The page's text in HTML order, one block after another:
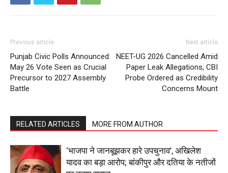
Subscription Plans
Previous article
Punjab Civic Polls Announced:
May 26 Vote Seen as Crucial
Precursor to 2027 Assembly
Battle
Next article
NEET-UG 2026 Cancelled Amid
Paper Leak Allegations, CBI
Probe Ordered as Credibility
Concerns Mount
RELATED ARTICLES MORE FROM AUTHOR
‘भाजपा ने जानबूझकर हारे उपचुनाव’, अखिलेश
यादव का बड़ा आरोप; बांकीपुर और दतिया के नतीजों